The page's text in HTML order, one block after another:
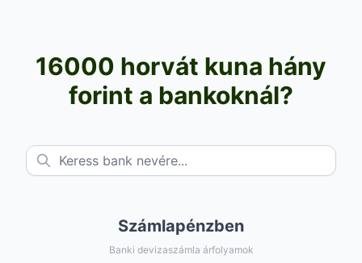
16000 horvát kuna hány
forint a bankoknál?
Számlapénzben
Banki devizaszámla árfolyamok